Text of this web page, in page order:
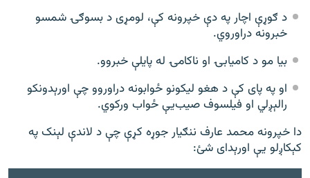
د ازادې اروپا/ ازادي راډيو ټولې پاڼې
د ګوړې اچار په دې خپرونه کې، لومړی د بسوګۍ شمسو
خبرونه دراوروي.
بیا مو د کامیابۍ او ناکامۍ له پایلې خبروو.
او په پای کې د هغو لیکونو ځوابونه دراوروو چې اورېدونکو
رالېږلي او فیلسوف صیب‌یې ځواب ورکوي.
دا خپرونه محمد عارف ننګیار جوړه کړې چې د لاندې لېنک په
کېکاږلو يې اورېدای شئ: